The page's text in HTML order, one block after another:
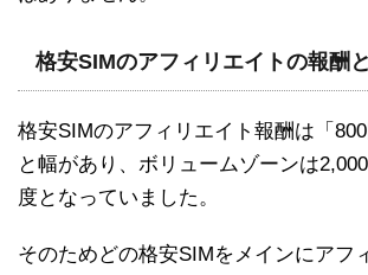
格安SIMのアフィリエイトの報酬
格安SIMのアフィリエイト報酬は「800
と幅があり、ボリュームゾーンは
度となっていました。
そのためどの格安SIMをメインにアフ